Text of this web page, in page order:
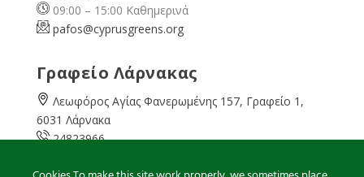
09:00 – 15:00 Καθημερινά
pafos@cyprusgreens.org
Γραφείο Λάρνακας
Λεωφόρος Αγίας Φανερωμένης 157, Γραφείο 1,
6031 Λάρνακα
24823966